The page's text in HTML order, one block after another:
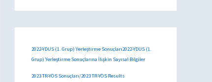
2022-YDUS (1. Grup) Yerleştirme Sonuçları2022-YDUS (1.
Grup) Yerleştirme Sonuçlarına İlişkin Sayısal Bilgiler
2023 TR-YÖS Sonuçları/2023 TR-YÖS Results